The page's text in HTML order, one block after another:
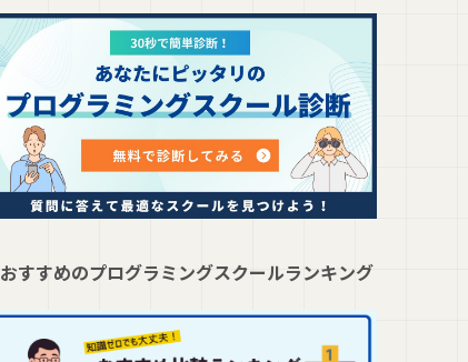
おすすめのプログラミングスクールランキング